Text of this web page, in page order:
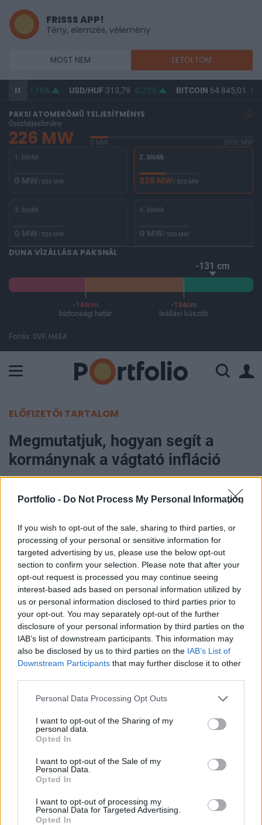
Portfolio - Do Not Process My Personal Information
If you wish to opt-out of the sale, sharing to third parties, or
processing of your personal or sensitive information for
targeted advertising by us, please use the below opt-out
section to confirm your selection. Please note that after your
opt-out request is processed you may continue seeing
interest-based ads based on personal information utilized by
us or personal information disclosed to third parties prior to
your opt-out. You may separately opt-out of the further
disclosure of your personal information by third parties on the
IAB’s list of downstream participants. This information may
also be disclosed by us to third parties on the IAB’s List of
Downstream Participants that may further disclose it to other
Personal Data Processing Opt Outs
I want to opt-out of the Sharing of my
personal data.
Opted In
I want to opt-out of the Sale of my
Personal Data.
Opted In
I want to opt-out of processing my
Personal Data for Targeted Advertising.
Opted In
FRISSS APP!
Tény, elemzés, vélemény
MOST NEM LETÖLTÖM
0,16% USD/HUF313,79 0,23% BITCOIN64 845,01
PAKSI ATOMERŐMŰ TELJESÍTMÉNYE
Összteljesítmény
226 MW 0 MW
2000 MW
1. blokk
0 MW/ 500 MW
2. blokk
226 MW/ 500 MW
3. blokk
0 MW/ 500 MW
4. blokk
0 MW/ 500 MW
DUNA VÍZÁLLÁSA PAKSNÁL
-131 cm
-144cm
biztonsági határ
-134cm
leállási küszöb
Forrás: OVF, HAEA
ELŐFIZETŐI TARTALOM
Megmutatjuk, hogyan segít a
kormánynak a vágtató infláció
2023. január 18. 06:45
Főleg a negatív oldaláról hallunk annak, hogy több
évtizedes csúcsra emelkedett az infláció
Magyarországon: az élet egyre drágább, a
jegybanknak magasan kell tartania a kamatot,
magas béremeléssel kell kompenzálni a
munkavállalókat, ami az ár-bér spirál veszélyét
vetíti előre. Az állam szempontjából ugyanakkor
vannak komoly előnyei is a magas inflációnak,
hiszen emelkednek a költségvetés bevételei,
illetve csökken a GDP-arányos államadósság. Ez
foglalkozunk most, számításaink szerint akár a
2019-es mélypont közelébe is csökkenhet idén az
adósságráta még úgy is, hogy a gazdaság
várhatóan alig fog növekedni.
Felrobbant az infláció Decemberben már 24,5% volt az
áremelkedés Magyarországon, ennél magasabb inflációra
majdnem 27 éve, 1996 márciusában volt példa utoljára. És
az elemzők szerint itt még nem tetőzött az áremelkedés,